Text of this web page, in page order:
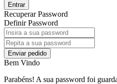
Entrar
Recuperar Password
Definir Password
Enviar pedido
Bem Vindo
Parabéns! A sua password foi